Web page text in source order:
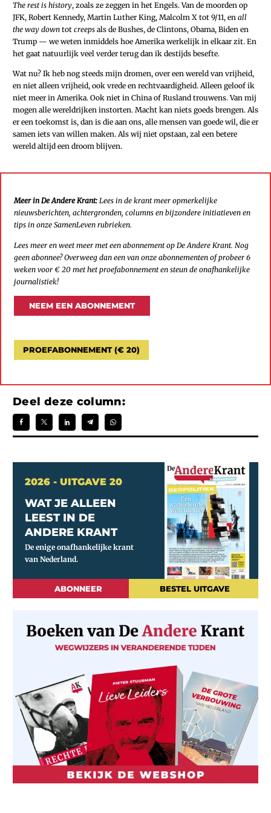
The rest is history, zoals ze zeggen in het Engels. Van de moorden op
JFK, Robert Kennedy, Martin Luther King, Malcolm X tot 9/11, en all
the way down tot creeps als de Bushes, de Clintons, Obama, Biden en
Trump — we weten inmiddels hoe Amerika werkelijk in elkaar zit. En
het gaat natuurlijk veel verder terug dan ik destijds besefte.
Wat nu? Ik heb nog steeds mijn dromen, over een wereld van vrijheid,
en niet alleen vrijheid, ook vrede en rechtvaardigheid. Alleen geloof ik
niet meer in Amerika. Ook niet in China of Rusland trouwens. Van mij
mogen alle wereldrijken instorten. Macht kan niets goeds brengen. Als
er een toekomst is, dan is die aan ons, alle mensen van goede wil, die er
samen iets van willen maken. Als wij niet opstaan, zal een betere
wereld altijd een droom blijven.
Meer in De Andere Krant: Lees in de krant meer opmerkelijke
nieuwsberichten, achtergronden, columns en bijzondere initiatieven en
tips in onze SamenLeven rubrieken.
Lees meer en weet meer met een abonnement op De Andere Krant. Nog
geen abonnee? Overweeg dan een van onze abonnementen of probeer 6
weken voor € 20 met het proefabonnement en steun de onafhankelijke
journalistiek!
NEEM EEN ABONNEMENT
PROEFABONNEMENT (€ 20)
Deel deze column:
2026 - UITGAVE 20
WAT JE ALLEEN
LEEST IN DE
ANDERE KRANT
ABONNEER BESTEL UITGAVE